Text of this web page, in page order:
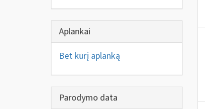
Aplankai
Bet kurį aplanką
Parodymo data